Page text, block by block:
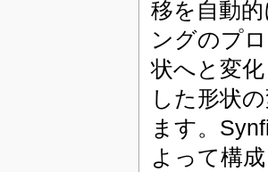
移を自動
ングのプ
状へと変
した形状
ます。
よって構